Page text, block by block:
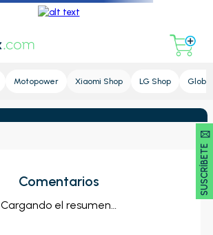
Motopower Xiaomi Shop LG Shop Global
SUSCRÍBETE 🖂
Comentarios
Cargando el resumen…